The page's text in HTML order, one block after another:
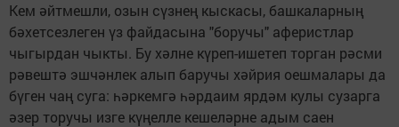
Кем әйтмешли, озын сүзнең кыскасы, башкаларның
бәхетсезлеген үз файдасына "боручы" аферистлар
чыгырдан чыкты. Бу хәлне күреп-ишетеп торган рәсми
рәвештә эшчәнлек алып баручы хәйрия оешмалары да
бүген чаң суга: һәркемгә һәрдаим ярдәм кулы сузарга
әзер торучы изге күңелле кешеләрне адым саен